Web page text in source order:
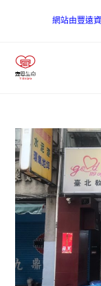
網站由豐遠